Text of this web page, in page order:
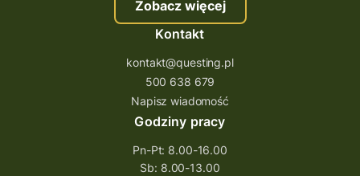
ścieżka
Rzeszów
questy świętokrzyskie
questujwpolsce
questuj z nami
questingwyprawa po skarb
questingowy projekt współpracy
questing wielkopolska
Zobacz więcej
Kontakt
kontakt@questing.pl
500 638 679
Napisz wiadomość
Godziny pracy
Pn-Pt: 8.00-16.00
Sb: 8.00-13.00